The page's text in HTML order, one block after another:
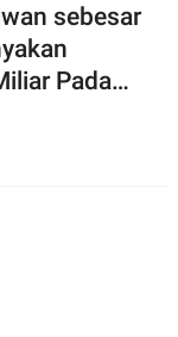
sebesar
Pada